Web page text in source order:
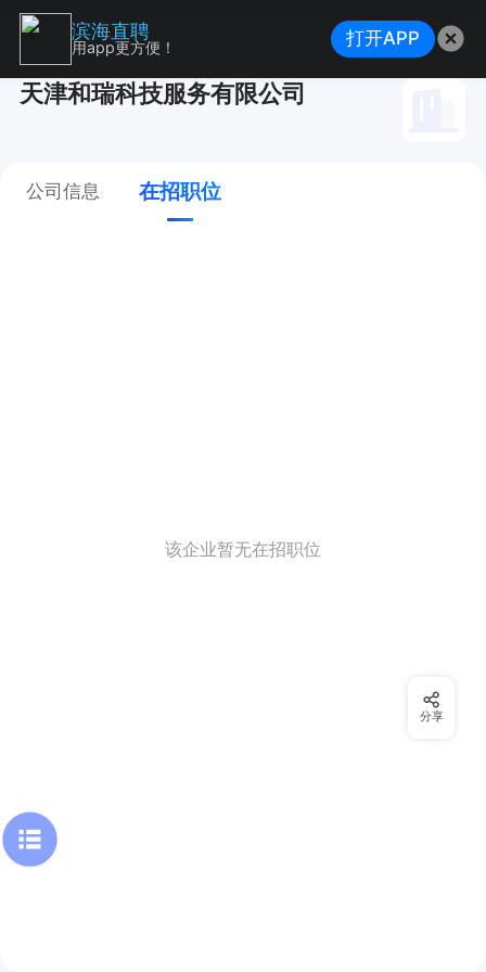
天津和瑞科技服务有限公司
公司信息 在招职位
该企业暂无在招职位
分享
滨海直聘
用app更方便！ 打开APP